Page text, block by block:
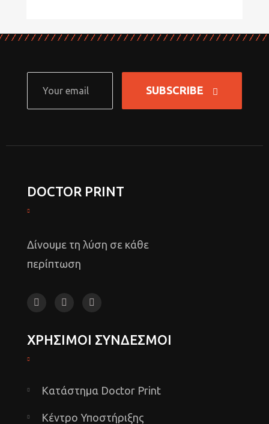
SUBSCRIBE
DOCTOR PRINT
Δίνουμε τη λύση σε κάθε
περίπτωση
ΧΡΗΣΙΜΟΙ ΣΥΝΔΕΣΜΟΙ
Κατάστημα Doctor Print
Κέντρο Υποστήριξης